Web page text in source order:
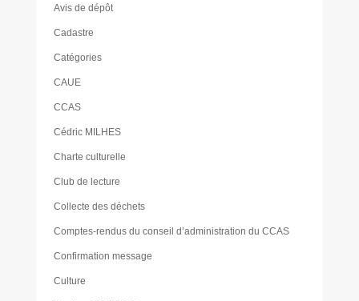
Avis de dépôt
Cadastre
Catégories
CAUE
CCAS
Cédric MILHES
Charte culturelle
Club de lecture
Collecte des déchets
Comptes-rendus du conseil d’administration du CCAS
Confirmation message
Culture